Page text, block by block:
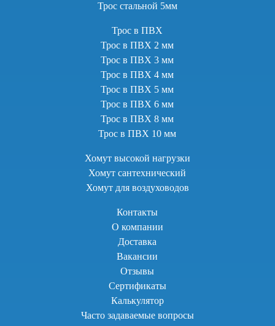
Трос стальной 5мм
Трос в ПВХ
Трос в ПВХ 2 мм
Трос в ПВХ 3 мм
Трос в ПВХ 4 мм
Трос в ПВХ 5 мм
Трос в ПВХ 6 мм
Трос в ПВХ 8 мм
Трос в ПВХ 10 мм
Хомут высокой нагрузки
Хомут сантехнический
Хомут для воздуховодов
Контакты
О компании
Доставка
Вакансии
Отзывы
Сертификаты
Калькулятор
Часто задаваемые вопросы